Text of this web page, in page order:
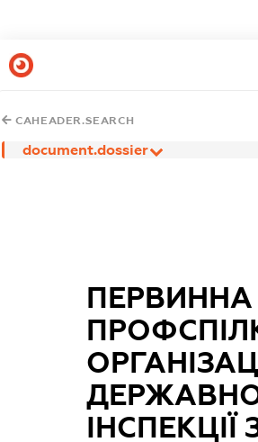
CAHEADER.SEARCH
document.dossier
ПЕРВИННА
ІНСПЕКЦІЇ